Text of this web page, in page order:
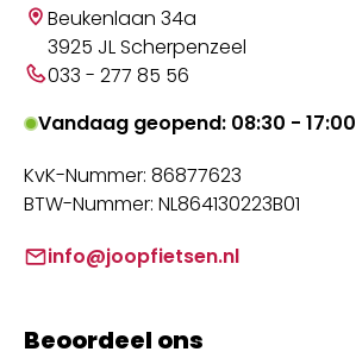
Beukenlaan 34a
3925 JL Scherpenzeel
033 - 277 85 56
Vandaag geopend: 08:30 - 17:00
KvK-Nummer: 86877623
BTW-Nummer: NL864130223B01
info@joopfietsen.nl
Beoordeel ons